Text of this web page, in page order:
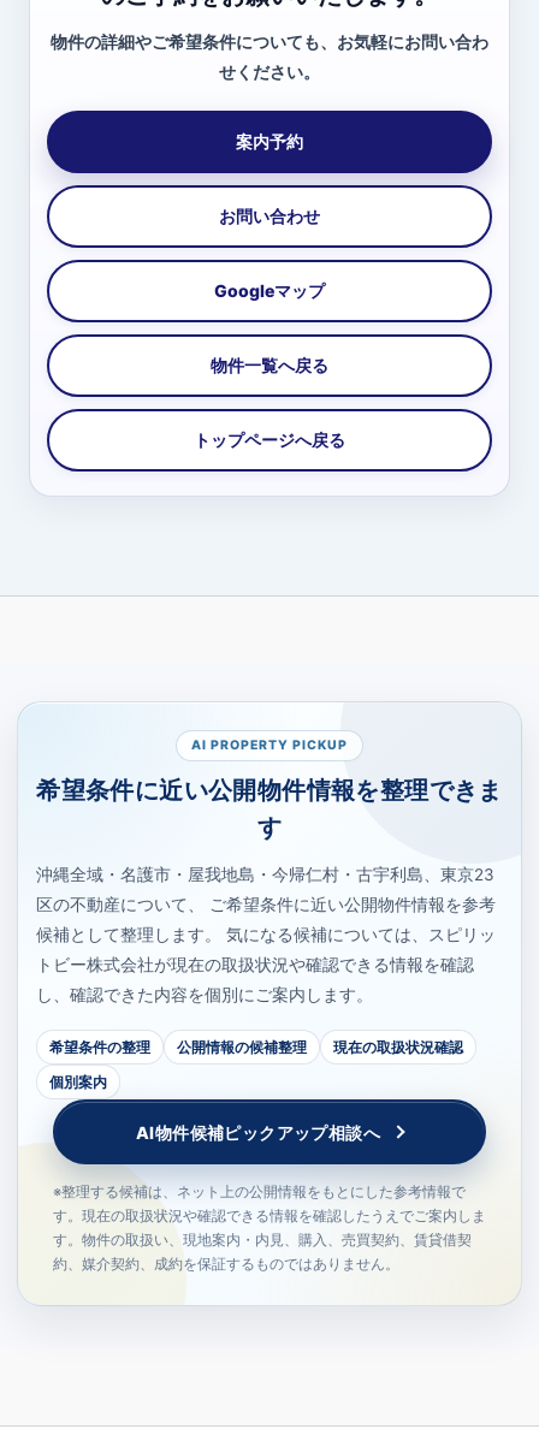
AI PROPERTY PICKUP
希望条件に近い公開物件情報を整理できま
す
沖縄全域・名護市・屋我地島・今帰仁村・古宇利島、東京23
区の不動産について、 ご希望条件に近い公開物件情報を参考
候補として整理します。 気になる候補については、スピリッ
トビー株式会社が現在の取扱状況や確認できる情報を確認
し、確認できた内容を個別にご案内します。
希望条件の整理 公開情報の候補整理
現在の取扱状況確認
個別案内
AI物件候補ピックアップ相談へ
※整理する候補は、ネット上の公開情報をもとにした参考情報で
す。現在の取扱状況や確認できる情報を確認したうえでご案内しま
す。物件の取扱い、現地案内・内見、購入、売買契約、賃貸借契
約、媒介契約、成約を保証するものではありません。